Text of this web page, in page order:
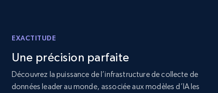
2.1K+
Amazon products global dataset - Collects
EXACTITUDE
Une précision parfaite
Découvrez la puissance de l’infrastructure de collecte de
données leader au monde, associée aux modèles d’IA les